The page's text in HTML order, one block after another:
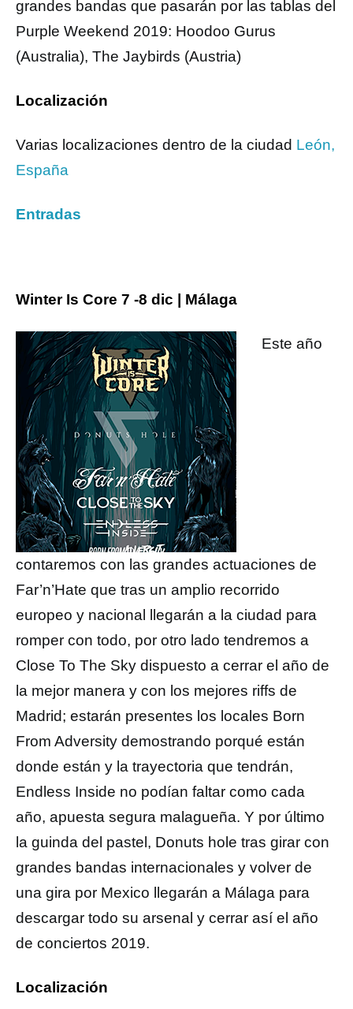
grandes bandas que pasarán por las tablas del
Purple Weekend 2019: Hoodoo Gurus
(Australia), The Jaybirds (Austria)
Localización
Varias localizaciones dentro de la ciudad León,
España
Entradas
Winter Is Core 7 -8 dic | Málaga
Este año
contaremos con las grandes actuaciones de
Far’n’Hate que tras un amplio recorrido
europeo y nacional llegarán a la ciudad para
romper con todo, por otro lado tendremos a
Close To The Sky dispuesto a cerrar el año de
la mejor manera y con los mejores riffs de
Madrid; estarán presentes los locales Born
From Adversity demostrando porqué están
donde están y la trayectoria que tendrán,
Endless Inside no podían faltar como cada
año, apuesta segura malagueña. Y por último
la guinda del pastel, Donuts hole tras girar con
grandes bandas internacionales y volver de
una gira por Mexico llegarán a Málaga para
descargar todo su arsenal y cerrar así el año
de conciertos 2019.
Localización